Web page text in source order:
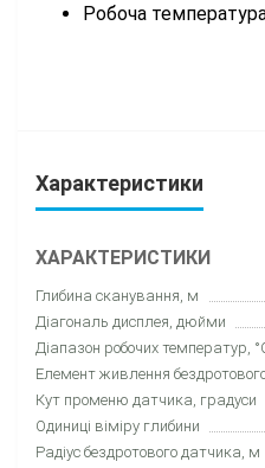
Робоча
Характеристики
ХАРАКТЕРИСТИКИ
Глибина сканування, м
Діагональ дисплея, дюйми
Діапазон робочих температур,
Елемент живлення
Кут променю датчика, градуси
Одиниці віміру глибини
Радіус бездротового датчика, м